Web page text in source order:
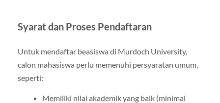
Syarat dan Proses Pendaftaran
Untuk mendaftar beasiswa di Murdoch University,
calon mahasiswa perlu memenuhi persyaratan umum,
seperti:
Memiliki nilai akademik yang baik (minimal